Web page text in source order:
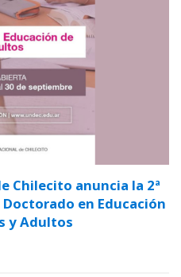
Chilecito anuncia la 2ª
en Educación
y Adultos